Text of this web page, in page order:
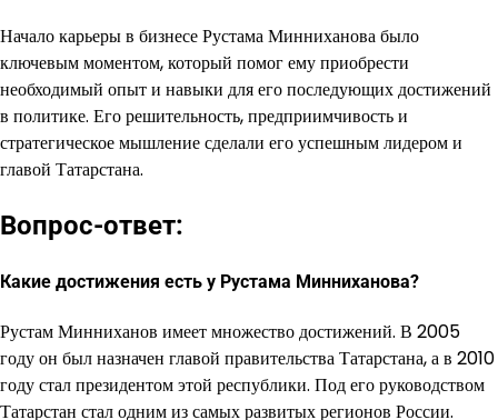
Начало карьеры в бизнесе Рустама Минниханова было
ключевым моментом, который помог ему приобрести
необходимый опыт и навыки для его последующих достижений
в политике. Его решительность, предприимчивость и
стратегическое мышление сделали его успешным лидером и
главой Татарстана.
Вопрос-ответ:
Какие достижения есть у Рустама Минниханова?
Рустам Минниханов имеет множество достижений. В 2005
году он был назначен главой правительства Татарстана, а в 2010
году стал президентом этой республики. Под его руководством
Татарстан стал одним из самых развитых регионов России.